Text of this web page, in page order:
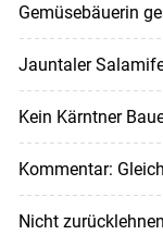
Gemüsebäuerin
Jauntaler
Kein Kärntner
Kommentar:
Nicht